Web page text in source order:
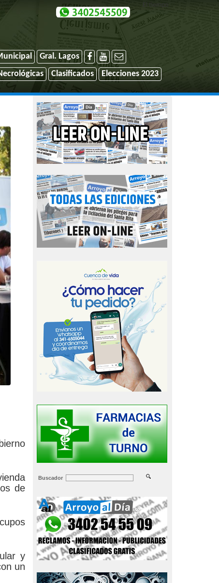
El tiempo
Gral. Lagos
Clasificados Elecciones 2023
de
y
un
Buscador